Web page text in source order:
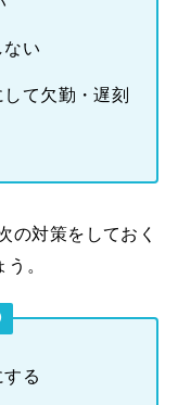
い
て欠勤・遅刻
の対策をしておく
。
る